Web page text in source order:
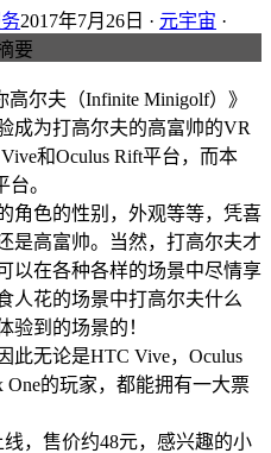
2017年7月26日 · 元宇宙 ·
要
尔夫（Infinite Minigolf）》
成为打高尔夫的高富帅的VR
和Oculus Rift平台，而本
。
角色的性别，外观等等，凭喜
是高富帅。当然，打高尔夫才
以在各种各样的场景中尽情享
人花的场景中打高尔夫什么
验到的场景的！
此无论是HTC Vive，Oculus
One的玩家，都能拥有一大票
，售价约48元，感兴趣的小